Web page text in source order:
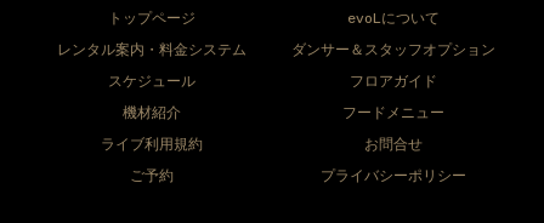
トップページ
evoLについて
レンタル案内・料金システム
ダンサー＆スタッフオプション
スケジュール
フロアガイド
機材紹介
フードメニュー
ライブ利用規約
お問合せ
ご予約
プライバシーポリシー